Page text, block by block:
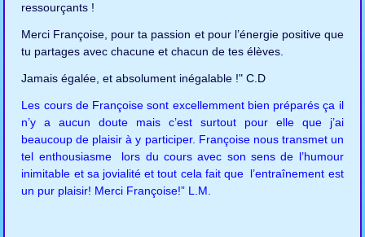
ressourçants !
Merci Françoise, pour ta passion et pour l’énergie positive que
tu partages avec chacune et chacun de tes élèves.
Jamais égalée, et absolument inégalable !" C.D
Les cours de Françoise sont excellemment bien préparés ça il
n’y a aucun doute mais c’est surtout pour elle que j’ai
beaucoup de plaisir à y participer. Françoise nous transmet un
tel enthousiasme lors du cours avec son sens de l’humour
inimitable et sa jovialité et tout cela fait que l’entraînement est
un pur plaisir! Merci Françoise!” L.M.